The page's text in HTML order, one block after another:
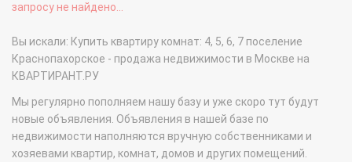
запросу не найдено...
Вы искали: Купить квартиру комнат: 4, 5, 6, 7 поселение
Краснопахорское - продажа недвижимости в Москве на
КВАРТИРАНТ.РУ
Мы регулярно пополняем нашу базу и уже скоро тут будут
новые объявления. Объявления в нашей базе по
недвижимости наполняются вручную собственниками и
хозяевами квартир, комнат, домов и других помещений.